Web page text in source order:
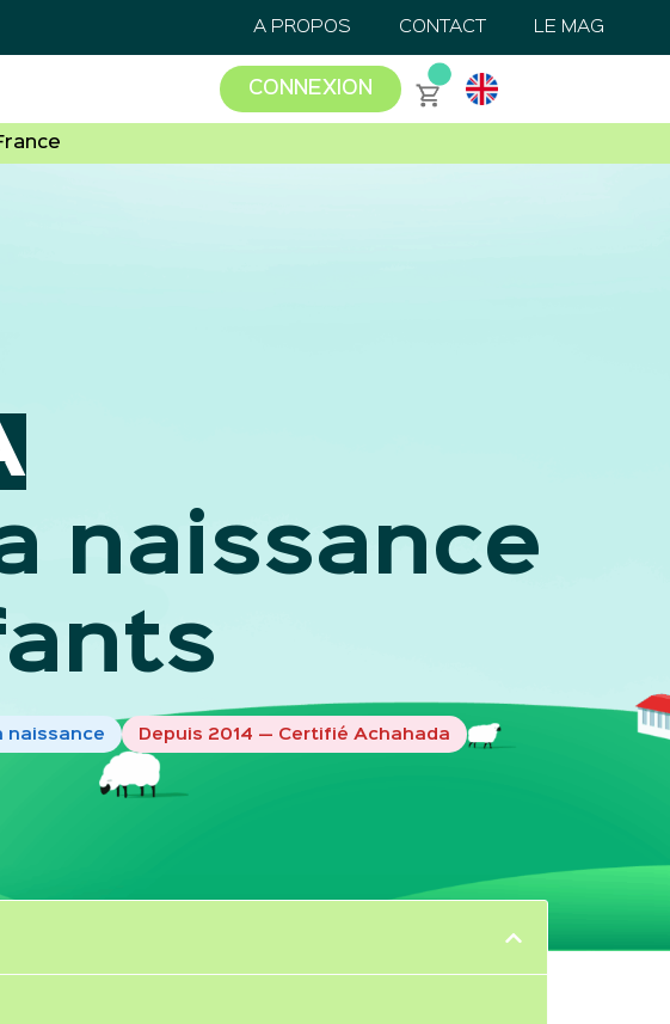
A PROPOS CONTACT LE MAG
CONNEXION
naissance
naissance Depuis 2014 — Certifié Achahada